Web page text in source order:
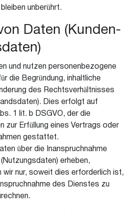
unberührt.
Daten (Kunden-
und nutzen personenbezogene
die Begründung, inhaltliche
des Rechtsverhältnisses
Dies erfolgt auf
1 lit. b DSGVO, der die
zur Erfüllung eines Vertrags oder
gestattet.
über die Inanspruchnahme
erheben,
wir nur, soweit dies erforderlich ist,
des Dienstes zu